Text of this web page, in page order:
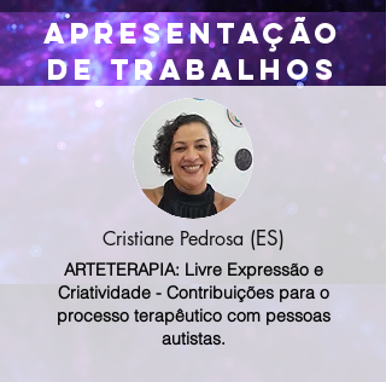
Apresentação
de trabalhos
Cristiane Pedrosa (ES)
ARTETERAPIA: Livre Expressão e
Criatividade - Contribuições para o
processo terapêutico com pessoas
autistas.